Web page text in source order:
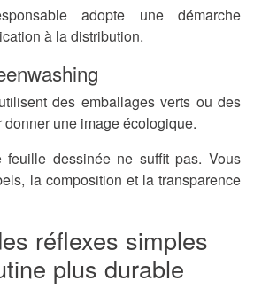
adopte une démarche
à la distribution.
des emballages verts ou des
donner une image écologique.
dessinée ne suffit pas. Vous
la composition et la transparence
réflexes simples
plus durable